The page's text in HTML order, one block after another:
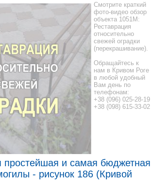
Смотрите краткий
фото-видео обзор
объекта 1051M:
Реставрация
относительно
свежей оградки
(перекрашивание).
Обращайтесь к
нам в Кривом Роге
в любой удобный
Вам день по
телефонам:
+38 (096) 025-28-19
+38 (098) 615-33-02
и самая бюджетная
- рисунок 186 (Кривой